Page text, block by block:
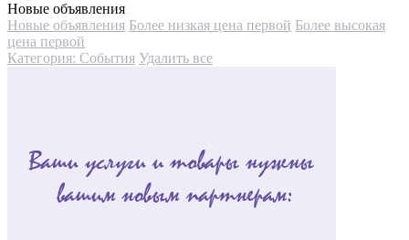
Новые объявления
Новые объявления Более низкая цена первой Более высокая
цена первой
Категория: События Удалить все